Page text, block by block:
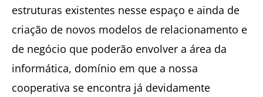
estruturas existentes nesse espaço e ainda de
criação de novos modelos de relacionamento e
de negócio que poderão envolver a área da
informática, domínio em que a nossa
cooperativa se encontra já devidamente